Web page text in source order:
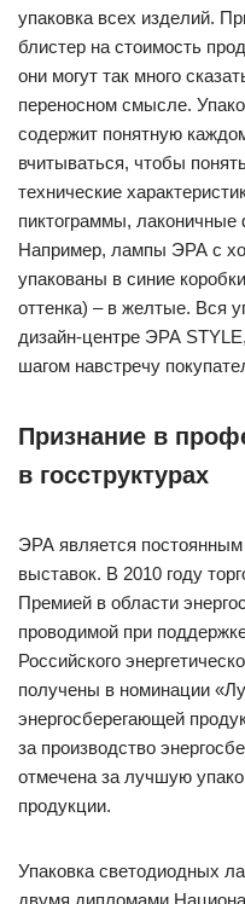
упаковка всех изделий.
блистер на стоимость
они могут так много
переносном смысле.
содержит понятную
вчитываться, чтобы
технические
пиктограммы,
Например, лампы ЭРА с
упакованы в синие
оттенка) – в желтые. Вся
дизайн-центре ЭРА
шагом навстречу
Признание в
в госструктурах
ЭРА является
выставок. В 2010 году
Премией в области
проводимой при
Российского
получены в номинации
энергосберегающей
за производство
отмечена за лучшую
продукции.
Упаковка светодиодных
двумя дипломами